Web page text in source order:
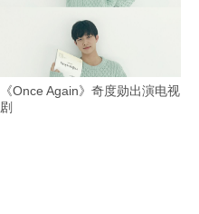
《Once Again》奇度勋出演电视
剧